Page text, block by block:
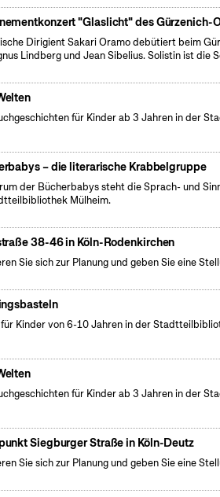
"Glaslicht" des Gürzenich-
Dirigient Sakari Oramo debütiert beim
Lindberg und Jean Sibelius. Solistin ist die
für Kinder ab 3 Jahren in der
– die literarische Krabbelgruppe
der Bücherbabys steht die Sprach- und
Mülheim.
38-46 in Köln-Rodenkirchen
Sie sich zur Planung und geben Sie eine
Kinder von 6-10 Jahren in der
für Kinder ab 3 Jahren in der
Siegburger Straße in Köln-Deutz
Sie sich zur Planung und geben Sie eine